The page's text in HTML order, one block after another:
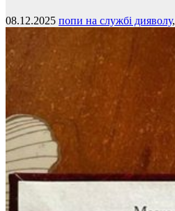
08.12.2025 попи на службі дияволу,